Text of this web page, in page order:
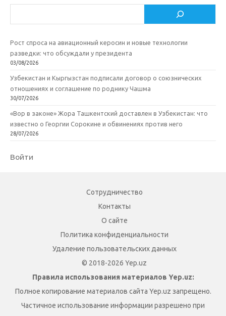
Рост спроса на авиационный керосин и новые технологии
разведки: что обсуждали у президента
03/08/2026
Узбекистан и Кыргызстан подписали договор о союзнических
отношениях и соглашение по роднику Чашма
30/07/2026
«Вор в законе» Жора Ташкентский доставлен в Узбекистан: что
известно о Георгии Сорокине и обвинениях против него
28/07/2026
Войти
Сотрудничество
Контакты
О сайте
Политика конфиденциальности
Удаление пользовательских данных
© 2018-2026 Yep.uz
Правила использования материалов Yep.uz:
Полное копирование материалов сайта Yep.uz запрещено.
Частичное использование информации разрешено при